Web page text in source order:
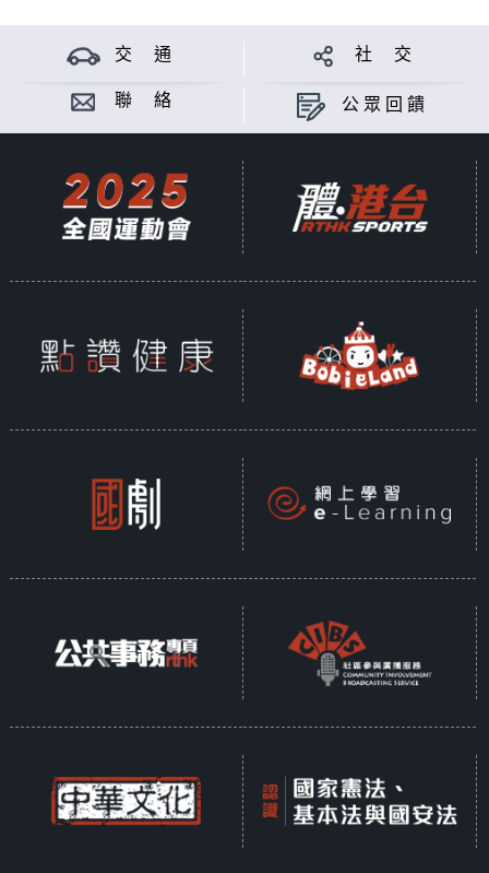
交 通 社 交
聯 絡 公眾回饋